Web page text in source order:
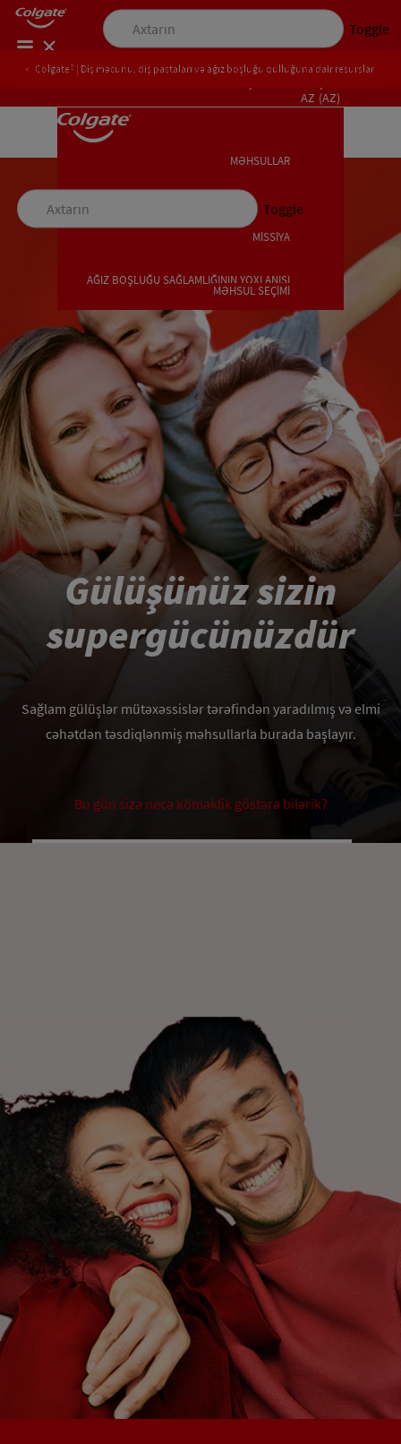
Toggle
MİSSİYA
AĞIZ BOŞLUĞU SAĞLAMLIĞININ YOXLANIŞI
MƏHSUL SEÇİMİ
PEŞƏKARLAR ÜÇÜN
AZ (AZ)
AZ (AZ)
MƏHSULLAR
MİSSİYA
AĞIZ BOŞLUĞU SAĞLAMLIĞININ YOXLANIŞI
MƏHSUL SEÇİMİ
Toggle
Colgate® | Diş məcunu, diş pastaları və ağız boşluğu qulluğuna dair resurslar
Gülüşünüz sizin
supergücünüzdür
Sağlam gülüşlər mütəxəssislər tərəfindən yaradılmış və elmi
cəhətdən təsdiqlənmiş məhsullarla burada başlayır.
Bu gün sizə necə köməklik göstərə bilərik?
Başlayın